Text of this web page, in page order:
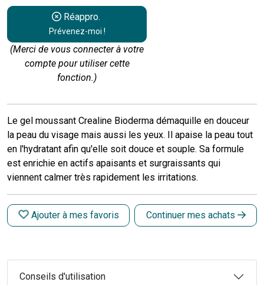
Réappro.
Prévenez-moi !
(Merci de vous connecter à votre
compte pour utiliser cette
fonction.)
Le gel moussant Crealine Bioderma démaquille en douceur
la peau du visage mais aussi les yeux. Il apaise la peau tout
en l'hydratant afin qu'elle soit douce et souple. Sa formule
est enrichie en actifs apaisants et surgraissants qui
viennent calmer très rapidement les irritations.
Ajouter à mes favoris Continuer mes achats
Conseils d'utilisation